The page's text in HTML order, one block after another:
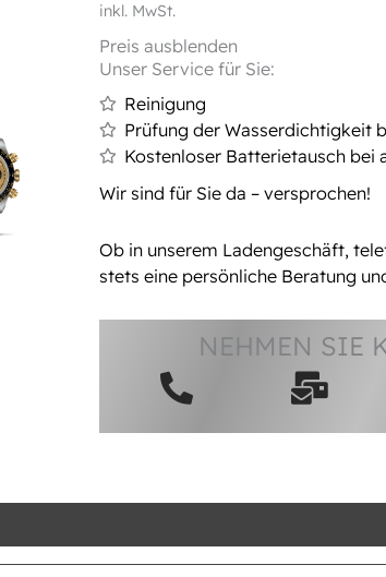
inkl. MwSt.
Preis ausblenden
Unser Service für Sie:
Reinigung
Prüfung der Wasserdichtigkeit
Kostenloser Batterietausch bei
Wir sind für Sie da – versprochen!
Ob in unserem Ladengeschäft,
stets eine persönliche Beratung
NEHMEN SIE